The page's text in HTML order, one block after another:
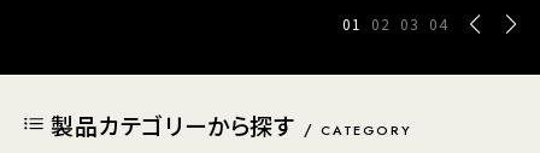
01 02 03 04
製品カテゴリーから探す CATEGORY